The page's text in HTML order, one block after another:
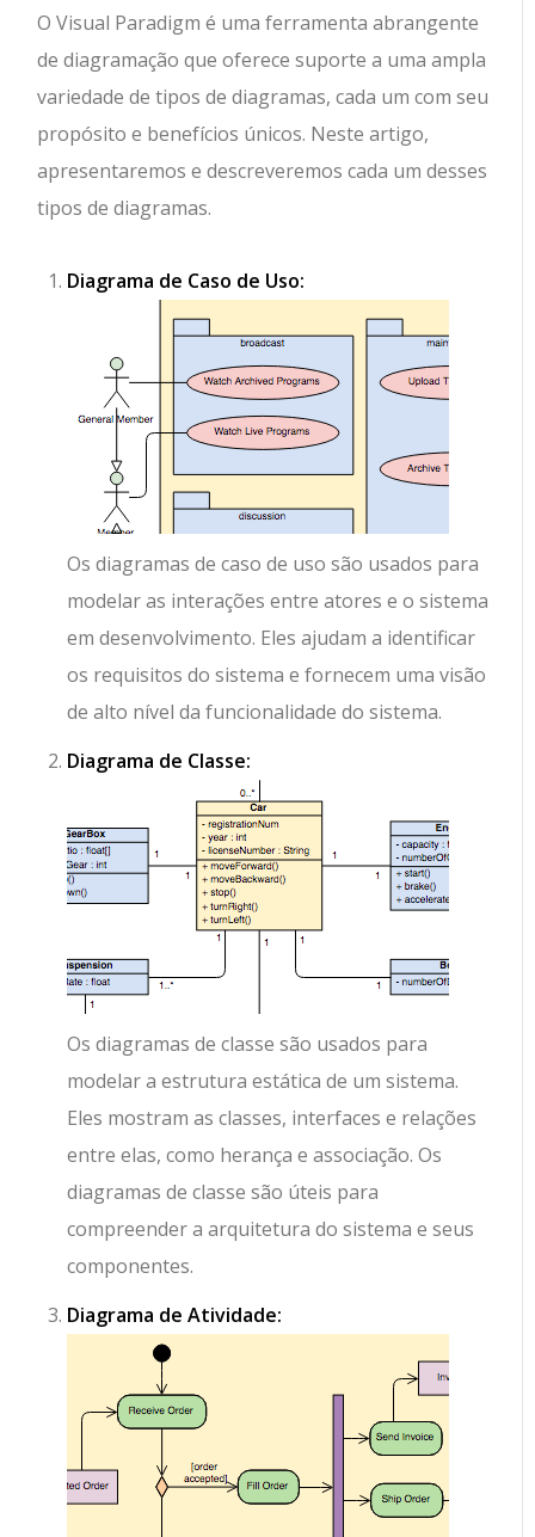
O Visual Paradigm é uma ferramenta abrangente
de diagramação que oferece suporte a uma ampla
variedade de tipos de diagramas, cada um com seu
propósito e benefícios únicos. Neste artigo,
apresentaremos e descreveremos cada um desses
tipos de diagramas.
Diagrama de Caso de Uso:
Os diagramas de caso de uso são usados para
modelar as interações entre atores e o sistema
em desenvolvimento. Eles ajudam a identificar
os requisitos do sistema e fornecem uma visão
de alto nível da funcionalidade do sistema.
Diagrama de Classe:
Os diagramas de classe são usados para
modelar a estrutura estática de um sistema.
Eles mostram as classes, interfaces e relações
entre elas, como herança e associação. Os
diagramas de classe são úteis para
compreender a arquitetura do sistema e seus
componentes.
Diagrama de Atividade: